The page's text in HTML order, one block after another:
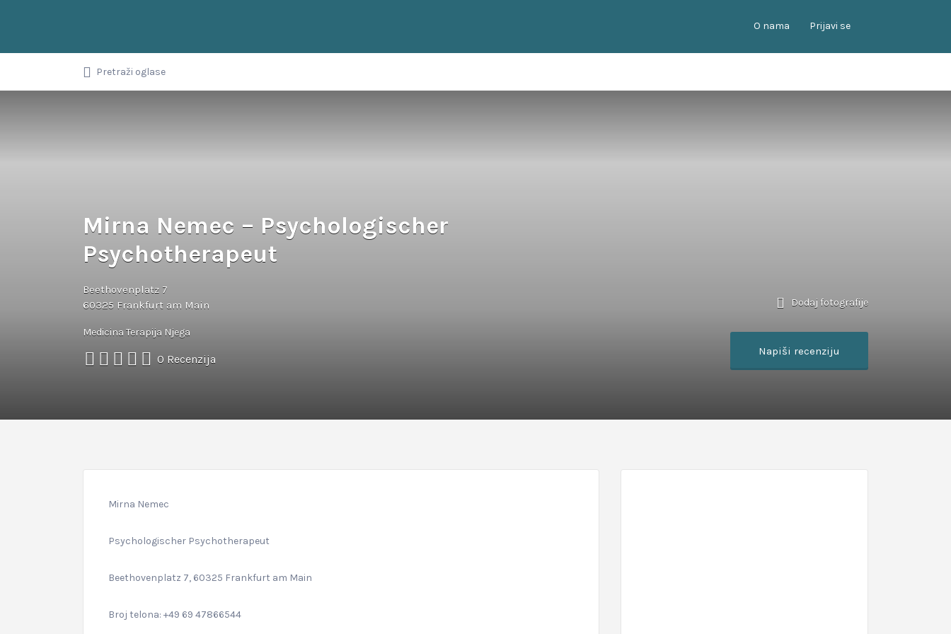
Balkanci u
Njemačkoj
O nama Prijavi se
riječ
naziv
oglasa...
Pretraži oglase
Mirna Nemec – Psychologischer
Psychotherapeut
Beethovenplatz 7
60325 Frankfurt am Main
Medicina Terapija Njega
0 Recenzija
Dodaj fotografije
Napiši recenziju
Mirna Nemec
Psychologischer Psychotherapeut
Beethovenplatz 7, 60325 Frankfurt am Main
Broj telona: +49 69 47866544